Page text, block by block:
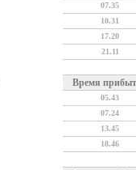
07.35
10.31
17.20
21.11
Время
05.43
07.24
13.45
18.46